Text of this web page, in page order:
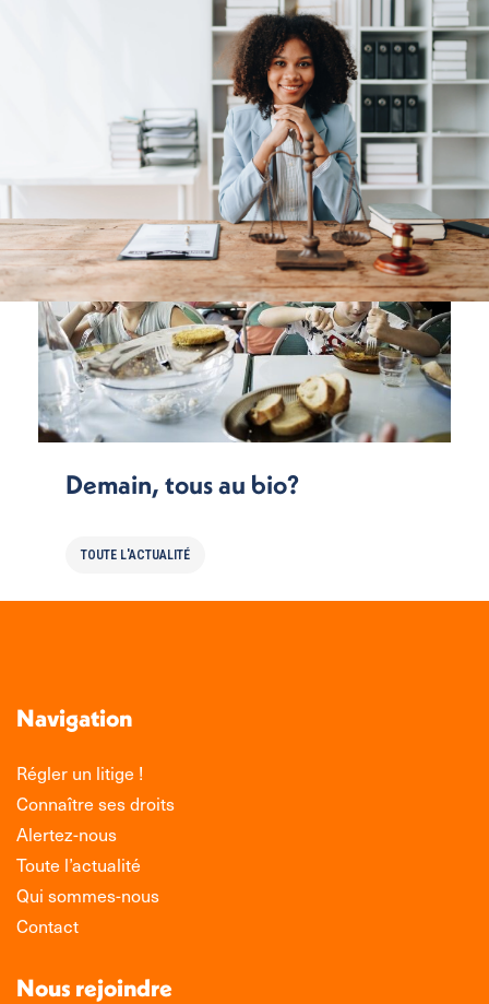
Demain, tous au bio?
TOUTE L'ACTUALITÉ
Navigation
Régler un litige !
Connaître ses droits
Alertez-nous
Toute l’actualité
Qui sommes-nous
Contact
Nous rejoindre